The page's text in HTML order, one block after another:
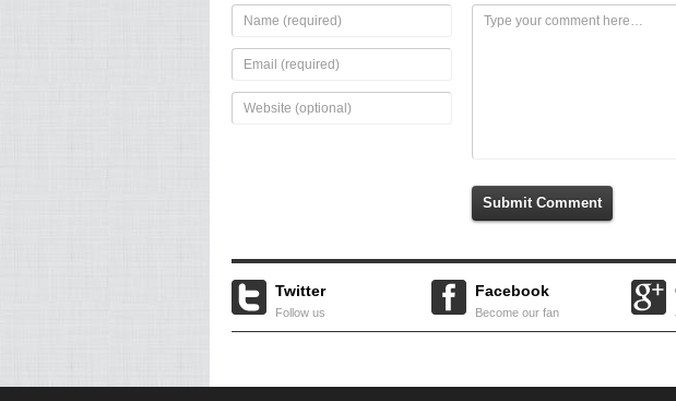
Submit Comment
Twitter
Follow us
Facebook
Become our fan